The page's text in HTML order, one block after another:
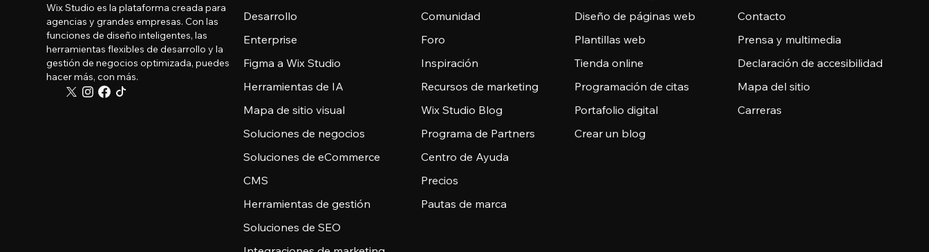
Wix Studio es la plataforma creada para
agencias y grandes empresas. Con las
funciones de diseño inteligentes, las
herramientas flexibles de desarrollo y la
gestión de negocios optimizada, puedes
hacer más, con más.
Desarrollo
Enterprise
Figma a Wix Studio
Herramientas de IA
Mapa de sitio visual
Soluciones de negocios
Soluciones de eCommerce
CMS
Herramientas de gestión
Soluciones de SEO
Comunidad
Foro
Inspiración
Recursos de marketing
Wix Studio Blog
Programa de Partners
Centro de Ayuda
Precios
Pautas de marca
Diseño de páginas web
Plantillas web
Tienda online
Programación de citas
Portafolio digital
Crear un blog
Contacto
Prensa y multimedia
Declaración de accesibilidad
Mapa del sitio
Carreras